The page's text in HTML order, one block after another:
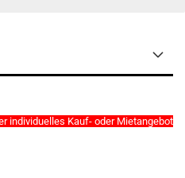
individuelles Kauf- oder Mietangebot